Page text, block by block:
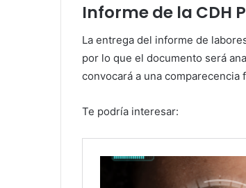
Informe de la CDH
La entrega del informe de
por lo que el documento será
convocará a una comparecencia
Te podría interesar: